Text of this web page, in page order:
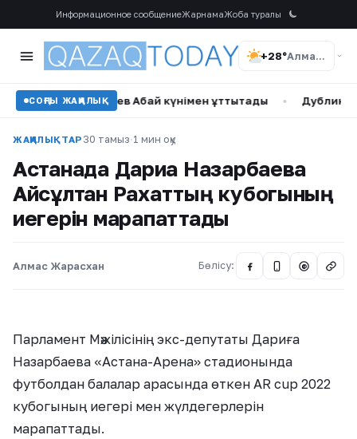
Информационное сообщениеЖарнамаЖоба туралы
+28° Алматы
СОҢҒЫ ЖАҢАЛЫҚ
Тоқаев Абай күнімен құттықтады • Дублинде
ЖАҢАЛЫҚТАР 30 тамыз·1 мин оқу
Астанада Дариға Назарбаева
Айсұлтан Рахаттың кубогының
иегерін марапаттады
Алмас Жарасхан Бөлісу: @
Парламент Мәжілісінің экс-депутаты Дариға
Назарбаева «Астана-Арена» стадионында
футболдан балалар арасында өткен AR cup 2022
кубогының иегері мен жүлдегерлерін
марапаттады.